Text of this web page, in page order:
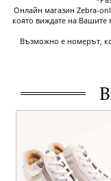
Онлайн магазин Zebra-
която виждате на Вашите
Възможно е номерът,